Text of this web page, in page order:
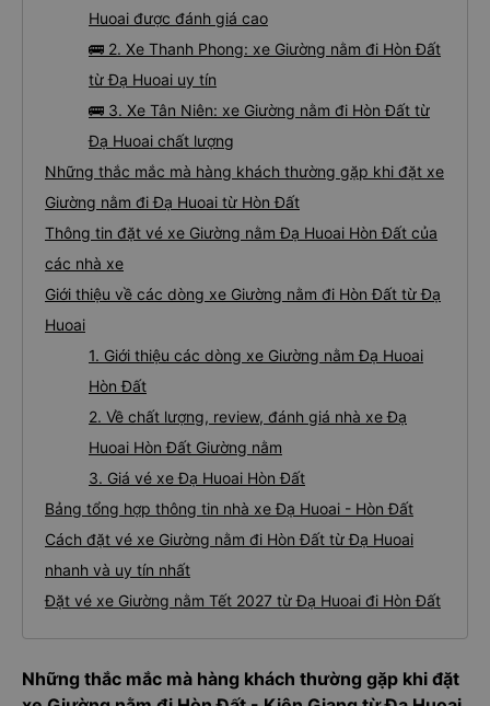
Huoai được đánh giá cao
🚌 2. Xe Thanh Phong: xe Giường nằm đi Hòn Đất
từ Đạ Huoai uy tín
🚌 3. Xe Tân Niên: xe Giường nằm đi Hòn Đất từ
Đạ Huoai chất lượng
Những thắc mắc mà hàng khách thường gặp khi đặt xe
Giường nằm đi Đạ Huoai từ Hòn Đất
Thông tin đặt vé xe Giường nằm Đạ Huoai Hòn Đất của
các nhà xe
Giới thiệu về các dòng xe Giường nằm đi Hòn Đất từ Đạ
Huoai
1. Giới thiệu các dòng xe Giường nằm Đạ Huoai
Hòn Đất
2. Về chất lượng, review, đánh giá nhà xe Đạ
Huoai Hòn Đất Giường nằm
3. Giá vé xe Đạ Huoai Hòn Đất
Bảng tổng hợp thông tin nhà xe Đạ Huoai - Hòn Đất
Cách đặt vé xe Giường nằm đi Hòn Đất từ Đạ Huoai
nhanh và uy tín nhất
Đặt vé xe Giường nằm Tết 2027 từ Đạ Huoai đi Hòn Đất
Những thắc mắc mà hàng khách thường gặp khi đặt